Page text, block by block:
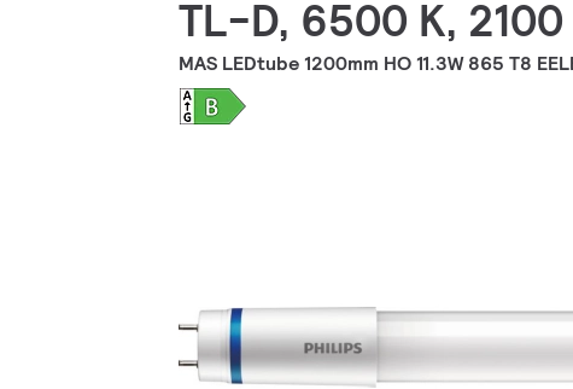
TL-D, 6500 K,
MAS LEDtube 1200mm HO 11.3W 865 T8